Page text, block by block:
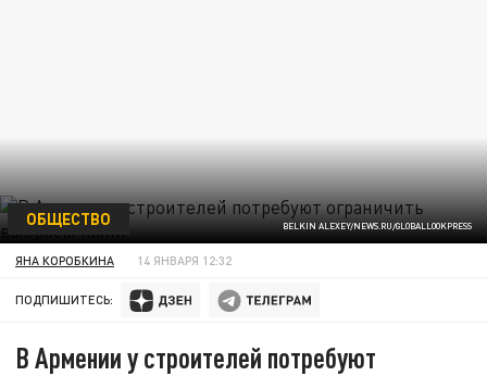
BELKIN ALEXEY/NEWS.RU/GLOBALLOOKPRESS
ОБЩЕСТВО
ЯНА КОРОБКИНА 14 ЯНВАРЯ 12:32
ПОДПИШИТЕСЬ:
В Армении у строителей потребуют